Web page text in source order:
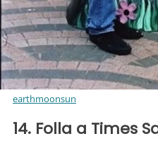
earthmoonsun
14. Folla a Times